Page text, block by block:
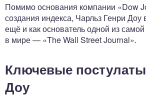
Помимо основания компании «Dow
создания индекса, Чарльз Генри
ещё и как основатель одной из
в мире — «The Wall Street Journal».
Ключевые
Доу